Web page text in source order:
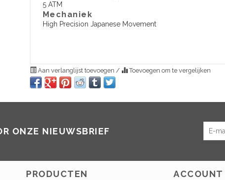
5 ATM
​Mechaniek
High Precision Japanese Movement
Aan verlanglijst toevoegen / Toevoegen om te vergelijken
ONZE NIEUWSBRIEF
PRODUCTEN ACCOUNT